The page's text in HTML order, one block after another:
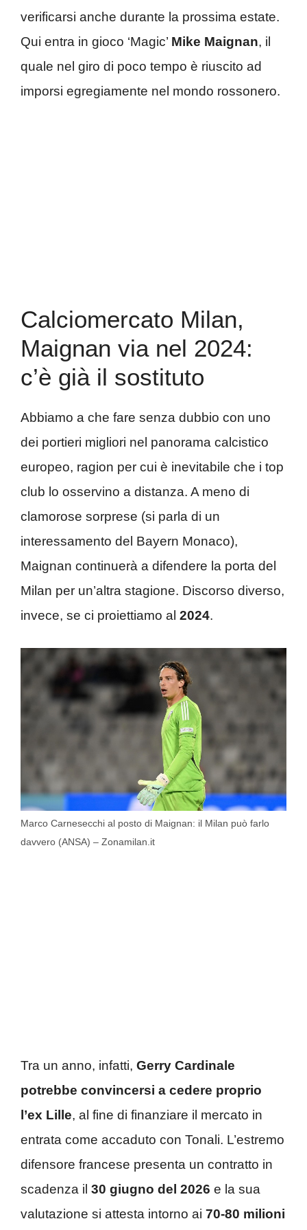
verificarsi anche durante la prossima estate.
Qui entra in gioco ‘Magic’ Mike Maignan, il
quale nel giro di poco tempo è riuscito ad
imporsi egregiamente nel mondo rossonero.
Calciomercato Milan,
Maignan via nel 2024:
c’è già il sostituto
Abbiamo a che fare senza dubbio con uno
dei portieri migliori nel panorama calcistico
europeo, ragion per cui è inevitabile che i top
club lo osservino a distanza. A meno di
clamorose sorprese (si parla di un
interessamento del Bayern Monaco),
Maignan continuerà a difendere la porta del
Milan per un’altra stagione. Discorso diverso,
invece, se ci proiettiamo al 2024.
Marco Carnesecchi al posto di Maignan: il Milan può farlo
davvero (ANSA) – Zonamilan.it
Tra un anno, infatti, Gerry Cardinale
potrebbe convincersi a cedere proprio
l’ex Lille, al fine di finanziare il mercato in
entrata come accaduto con Tonali. L’estremo
difensore francese presenta un contratto in
scadenza il 30 giugno del 2026 e la sua
valutazione si attesta intorno ai 70-80 milioni